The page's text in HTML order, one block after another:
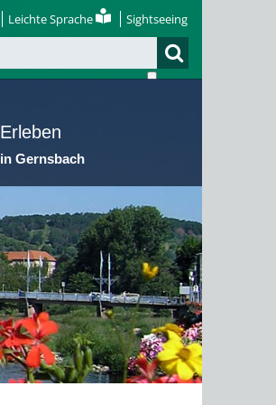
Leichte Sprache Sightseeing
Erleben
in Gernsbach